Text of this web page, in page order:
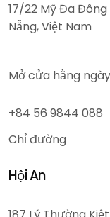
17/22 Mỹ Đa Đông
Nẵng, Việt Nam
Mở cửa hằng
+84 56 9844 088
Chỉ đường
Hội An